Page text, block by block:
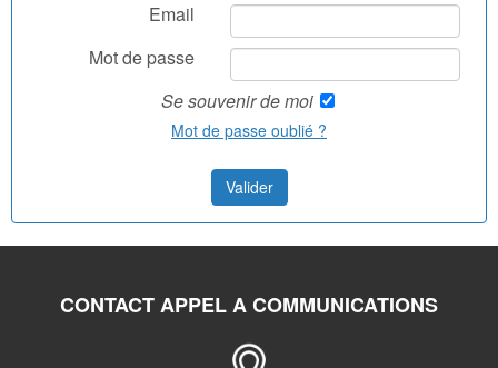
Email
Mot de passe
Se souvenir de moi
Mot de passe oublié ?
CONTACT APPEL A COMMUNICATIONS